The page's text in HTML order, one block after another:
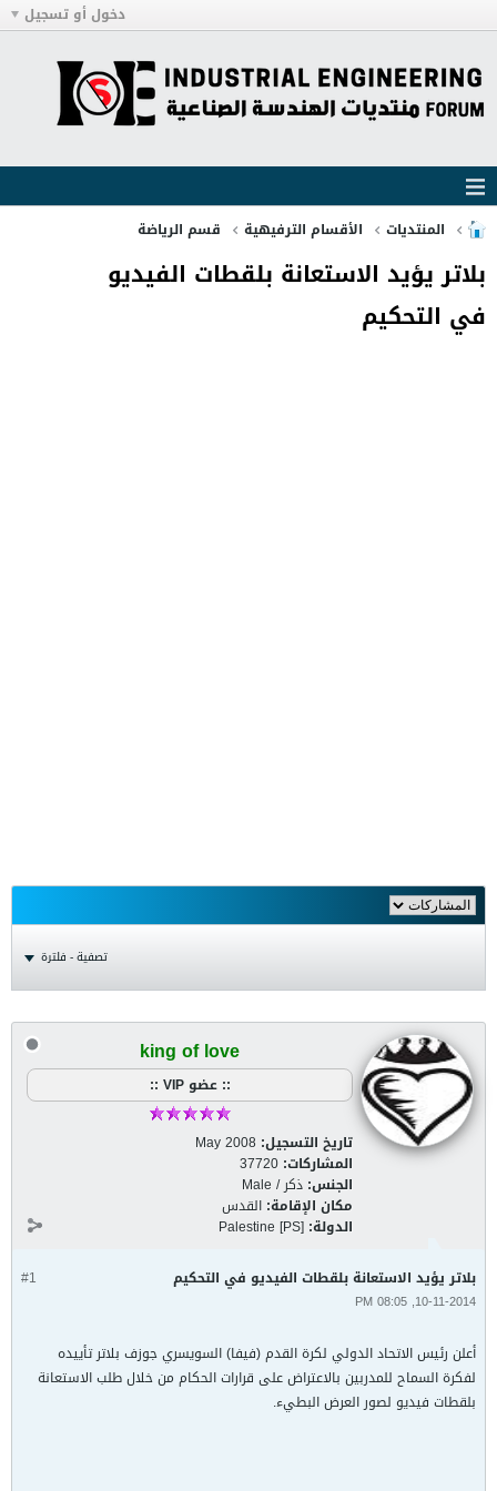
دخول أو تسجيل
المنتديات الأقسام الترفيهية قسم الرياضة
بلاتر يؤيد الاستعانة بلقطات الفيديو
في التحكيم
تصفية - فلترة
king of love
:: عضو VIP ::
تاريخ التسجيل: May 2008
المشاركات: 37720
الجنس: ذكر / Male
مكان الإقامة: القدس
الدولة: Palestine [PS]
#1 بلاتر يؤيد الاستعانة بلقطات الفيديو في التحكيم
10-11-2014, 08:05 PM
أعلن رئيس الاتحاد الدولي لكرة القدم (فيفا) السويسري جوزف بلاتر تأييده
لفكرة السماح للمدربين بالاعتراض على قرارات الحكام من خلال طلب الاستعانة
بلقطات فيديو لصور العرض البطيء.